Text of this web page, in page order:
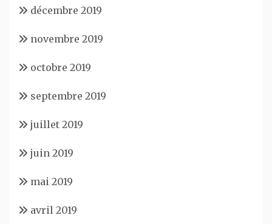
décembre 2019
novembre 2019
octobre 2019
septembre 2019
juillet 2019
juin 2019
mai 2019
avril 2019